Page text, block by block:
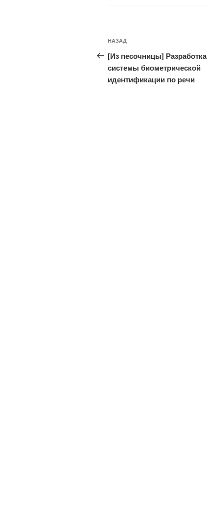
Навигация
по
записям
Предыдущая
запись:
НАЗАД
[Из песочницы] Разработка
системы биометрической
идентификации по речи